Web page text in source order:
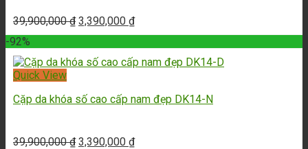
39,900,000₫ 3,390,000 ₫
-92%
Quick View
Cặp da khóa số cao cấp nam đẹp DK14-N
39,900,000₫ 3,390,000 ₫